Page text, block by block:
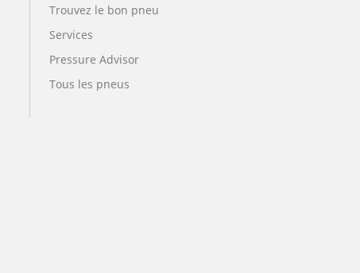
Trouvez le bon pneu
Services
Pressure Advisor
Tous les pneus